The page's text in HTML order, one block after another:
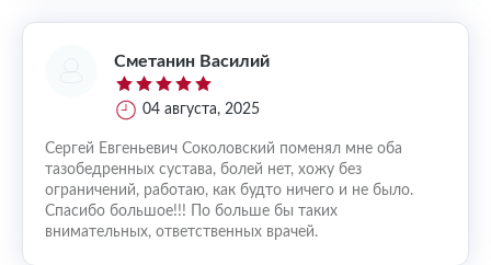
Сметанин Василий
04 августа, 2025
Сергей Евгеньевич Соколовский поменял мне оба
тазобедренных сустава, болей нет, хожу без
ограничений, работаю, как будто ничего и не было.
Спасибо большое!!! По больше бы таких
внимательных, ответственных врачей.